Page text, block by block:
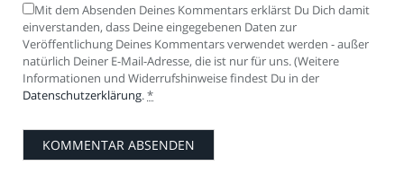
Mit dem Absenden Deines Kommentars erklärst Du Dich damit
einverstanden, dass Deine eingegebenen Daten zur
Veröffentlichung Deines Kommentars verwendet werden - außer
natürlich Deiner E-Mail-Adresse, die ist nur für uns. (Weitere
Informationen und Widerrufshinweise findest Du in der
Datenschutzerklärung.*